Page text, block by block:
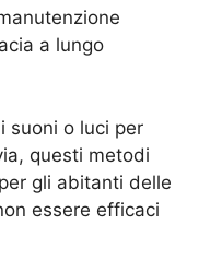
a lungo
suoni o luci per
questi metodi
gli abitanti delle
essere efficaci